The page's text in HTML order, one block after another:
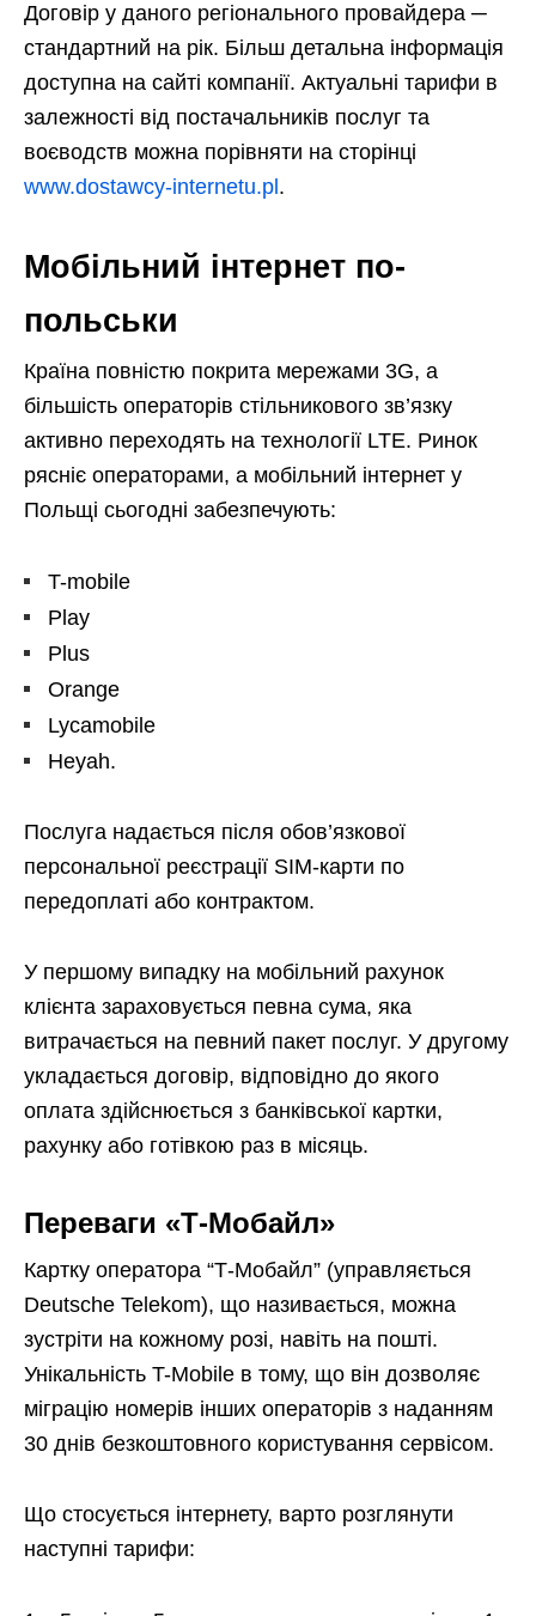
Договір у даного регіонального провайдера ─
стандартний на рік. Більш детальна інформація
доступна на сайті компанії. Актуальні тарифи в
залежності від постачальників послуг та
воєводств можна порівняти на сторінці
www.dostawcy-internetu.pl .
Мобільний інтернет по-
польськи
Країна повністю покрита мережами 3G, а
більшість операторів стільникового зв’язку
активно переходять на технології LTE. Ринок
рясніє операторами, а мобільний інтернет у
Польщі сьогодні забезпечують:
T-mobile
Play
Plus
Orange
Lycamobile
Heyah.
Послуга надається після обов’язкової
персональної реєстрації SIM-карти по
передоплаті або контрактом.
У першому випадку на мобільний рахунок
клієнта зараховується певна сума, яка
витрачається на певний пакет послуг. У другому
укладається договір, відповідно до якого
оплата здійснюється з банківської картки,
рахунку або готівкою раз в місяць.
Переваги «Т-Мобайл»
Картку оператора “Т-Мобайл” (управляється
Deutsche Telekom), що називається, можна
зустріти на кожному розі, навіть на пошті.
Унікальність T-Mobile в тому, що він дозволяє
міграцію номерів інших операторів з наданням
30 днів безкоштовного користування сервісом.
Що стосується інтернету, варто розглянути
наступні тарифи: